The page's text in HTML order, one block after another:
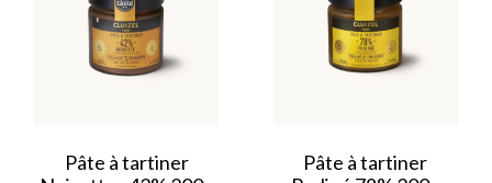
Pâte à tartiner
Pâte à tartiner